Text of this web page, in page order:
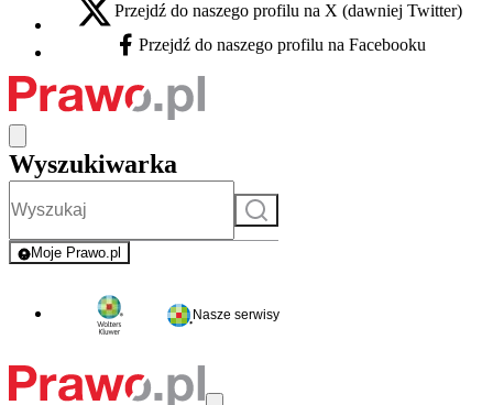
X - otwiera się w nowej karcie
Przejdź do naszego profilu na X (dawniej Twitter)
Facebook - otwiera się w nowej karcie
Przejdź do naszego profilu na Facebooku
Wyszukiwarka
Szukaj
Moje Prawo.pl
- rejestracja i logowanie do serwisu
Nasze serwisy